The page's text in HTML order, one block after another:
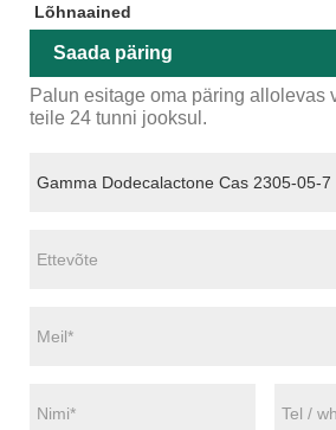
Lõhnaained
Saada päring
Palun esitage oma päring allolevas
teile 24 tunni jooksul.